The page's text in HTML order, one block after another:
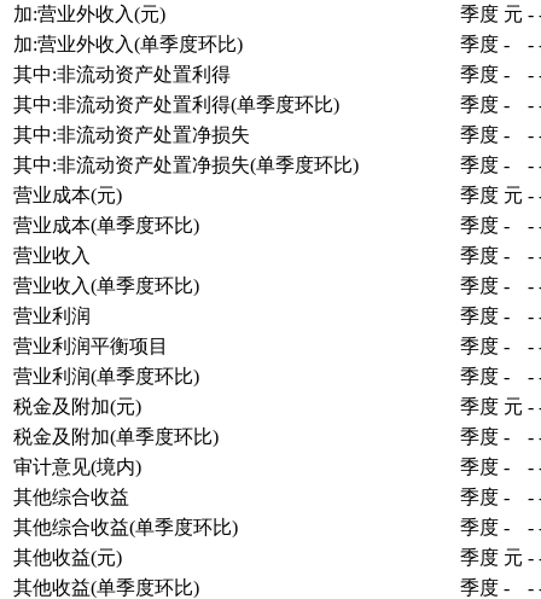
加:营业外收入(元)
季度 元 -
加:营业外收入(单季度环比)
季度 - -
其中:非流动资产处置利得
季度 - -
其中:非流动资产处置利得(单季度环比)
季度 - -
其中:非流动资产处置净损失
季度 - -
其中:非流动资产处置净损失(单季度环比)
季度 - -
营业成本(元)
季度 元 -
营业成本(单季度环比)
季度 - -
营业收入
季度 - -
营业收入(单季度环比)
季度 - -
营业利润
季度 - -
营业利润平衡项目
季度 - -
营业利润(单季度环比)
季度 - -
税金及附加(元)
季度 元 -
税金及附加(单季度环比)
季度 - -
审计意见(境内)
季度 - -
其他综合收益
季度 - -
其他综合收益(单季度环比)
季度 - -
其他收益(元)
季度 元 -
其他收益(单季度环比)
季度 - -